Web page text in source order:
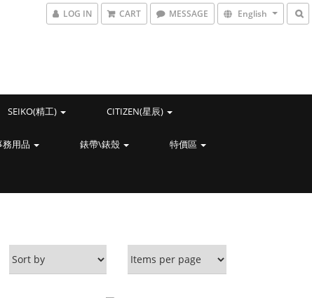
LOG IN CART MESSAGE English
SEIKO(精工) CITIZEN(星辰)
務用品 錶帶\錶殼 特價區